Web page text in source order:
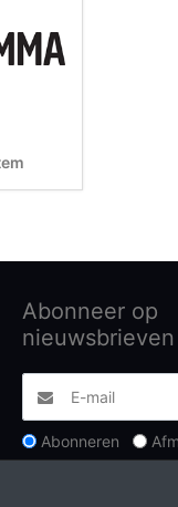
Abonneer op
nieuwsbrieven
Abonneren
© 2026 Badé B.V..